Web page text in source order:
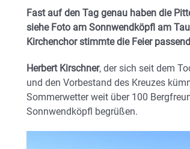
Fast auf den Tag genau haben die
siehe Foto am Sonnwendköpfl am
Kirchenchor stimmte die Feier
Herbert Kirschner, der sich seit dem
und den Vorbestand des Kreuzes
Sommerwetter weit über 100
Sonnwendköpfl begrüßen.